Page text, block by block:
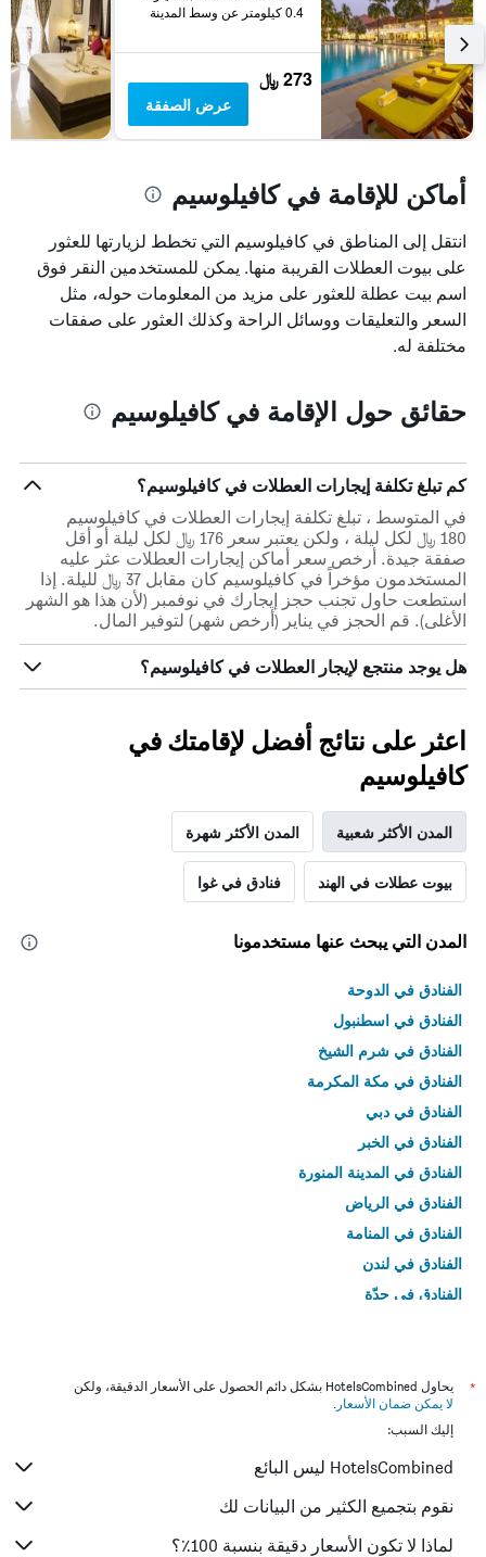
0.4 كيلومتر عن وسط المدينة
273 ﷼
عرض الصفقة
أماكن للإقامة في كافيلوسيم
انتقل إلى المناطق في كافيلوسيم التي تخطط لزيارتها للعثور
على بيوت العطلات القريبة منها. يمكن للمستخدمين النقر فوق
اسم بيت عطلة للعثور على مزيد من المعلومات حوله، مثل
السعر والتعليقات ووسائل الراحة وكذلك العثور على صفقات
مختلفة له.
حقائق حول الإقامة في كافيلوسيم
كم تبلغ تكلفة إيجارات العطلات في كافيلوسيم؟
في المتوسط ، تبلغ تكلفة إيجارات العطلات في كافيلوسيم
180 ﷼ لكل ليلة ، ولكن يعتبر سعر 176 ﷼ لكل ليلة أو أقل
صفقة جيدة. أرخص سعر أماكن إيجارات العطلات عثر عليه
المستخدمون مؤخراً في كافيلوسيم كان مقابل 37 ﷼ لليلة. إذا
استطعت حاول تجنب حجز إيجارك في نوفمبر (لأن هذا هو الشهر
الأغلى). قم الحجز في يناير (أرخص شهر) لتوفير المال.
هل يوجد منتجع لإيجار العطلات في كافيلوسيم؟
اعثر على نتائج أفضل لإقامتك في
كافيلوسيم
المدن الأكثر شعبية المدن الأكثر شهرة
بيوت عطلات في الهند فنادق في غوا
المدن التي يبحث عنها مستخدمونا
الفنادق في الدوحة
الفنادق في اسطنبول
الفنادق في شرم الشيخ
الفنادق في مكة المكرمة
الفنادق في دبي
الفنادق في الخبر
الفنادق في المدينة المنورة
الفنادق في الرياض
الفنادق في المنامة
الفنادق في لندن
الفنادق في جدّة
*
يحاول HotelsCombined بشكل دائم الحصول على الأسعار الدقيقة، ولكن
لا يمكن ضمان الأسعار .
إليك السبب:
HotelsCombined ليس البائع
نقوم بتجميع الكثير من البيانات لك
لماذا لا تكون الأسعار دقيقة بنسبة 100٪؟